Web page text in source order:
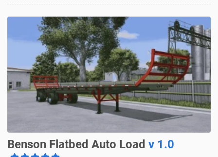
Benson Flatbed Auto Load v 1.0